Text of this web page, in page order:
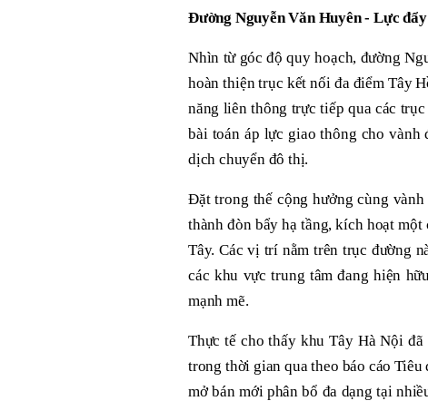
Đường Nguyễn Văn Huyên - Lực
Nhìn từ góc độ quy hoạch, đường
hoàn thiện trục kết nối đa điểm Tây
năng liên thông trực tiếp qua các
bài toán áp lực giao thông cho
dịch chuyển đô thị.
Đặt trong thế cộng hưởng cùng
thành đòn bẩy hạ tầng, kích hoạt
Tây. Các vị trí nằm trên trục đường
các khu vực trung tâm đang hiện
mạnh mẽ.
Thực tế cho thấy khu Tây Hà Nội
trong thời gian qua theo báo cáo Tiêu
mở bán mới phân bổ đa dạng tại